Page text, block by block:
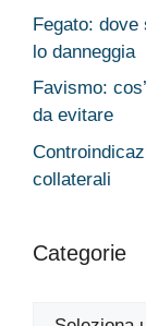
Fegato:
lo danneggia
Favismo:
da evitare
collaterali
Categorie
Categorie